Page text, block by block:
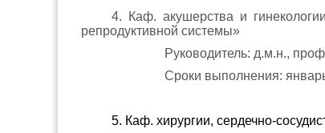
4. Каф. акушерства и
репродуктивной системы»
Руководитель: д.м.н.,
Сроки выполнения:
5. Каф. хирургии, сердечно-